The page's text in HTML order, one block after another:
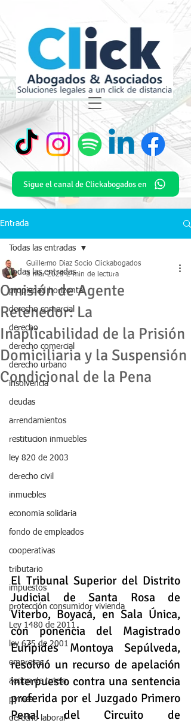
Sigue el canal de Clickabogados en
Entrada
Todas las entradas
propiedad horizontal
derecho comercial
derecho
derecho comercial
derecho urbano
insolvencia
deudas
arrendamientos
restitucion inmuebles
ley 820 de 2003
derecho civil
inmuebles
economia solidaria
fondo de empleados
cooperativas
tributario
impuestos
protección consumidor vivienda
Ley 1480 de 2011
ley 675 de 2001
empresas
accion de tutela
pymes
derecho laboral
Todas las entradas
Omisión de Agente
Retenedor: La
Inaplicabilidad de la Prisión
Domiciliaria y la Suspensión
Condicional de la Pena
Guillermo Diaz Socio Clickabogados
3 mar 2025 2 min de lectura
El Tribunal Superior del Distrito
Judicial de Santa Rosa de
Viterbo, Boyacá, en Sala Única,
con ponencia del Magistrado
Eurípides Montoya Sepúlveda,
resolvió un recurso de apelación
interpuesto contra una sentencia
proferida por el Juzgado Primero
Penal del Circuito de